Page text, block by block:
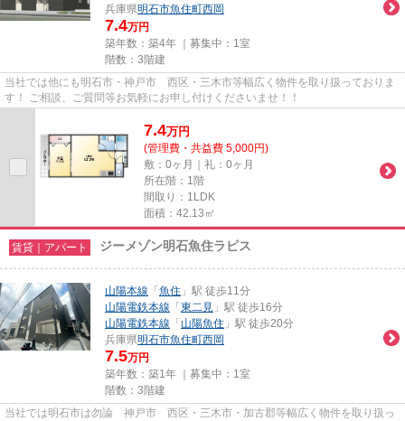
兵庫県明石市魚住町西岡
7.4万円
築年数：築4年 ｜募集中： 1室
階数：3階建
当社では他にも明石市・神戸市 西区・三木市等幅広く物件を取り扱っておりま
す！ ご相談、ご質問等お気軽にお申し付けくださいませ！！
7.4万円
(管理費・共益費 5,000円)
敷：0ヶ月｜礼：0ヶ月
所在階：1階
間取り：1LDK
面積：42.13㎡
賃貸｜アパート ジーメゾン明石魚住ラピス
山陽本線 「 魚住 」駅 徒歩11分
山陽電鉄本線 「 東二見 」駅 徒歩16分
山陽電鉄本線 「 山陽魚住 」駅 徒歩20分
兵庫県明石市魚住町西岡
7.5万円
築年数：築1年 ｜募集中： 1室
階数：3階建
当社では明石市は勿論 神戸市 西区・三木市・加古郡等幅広く物件を取り扱っ